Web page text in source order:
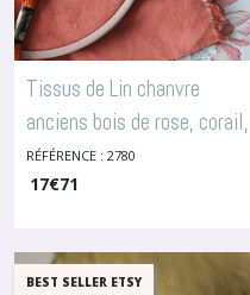
Tissus de Lin chanvre
anciens bois de rose, corail,
terracotta, 2780/3340
-Lins Anciens Teints
RÉFÉRENCE : 2780
17€71
BEST SELLER ETSY